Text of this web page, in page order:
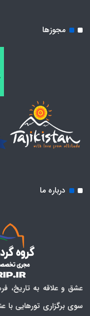
مجوزها
درباره ما
عشق و علاقه به تاریخ،
سوی برگزاری تورهایی با